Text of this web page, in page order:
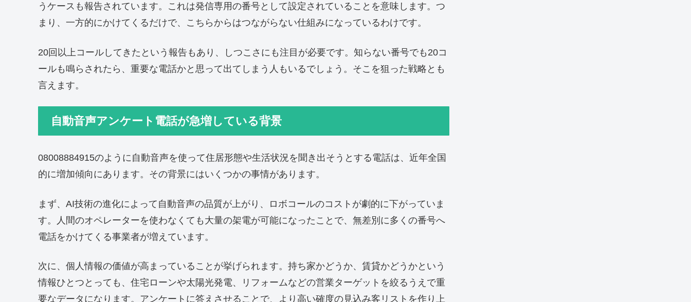
うケースも報告されています。これは発信専用の番号として設定されていることを意味します。つ
まり、一方的にかけてくるだけで、こちらからはつながらない仕組みになっているわけです。
20回以上コールしてきたという報告もあり、しつこさにも注目が必要です。知らない番号でも20コ
ールも鳴らされたら、重要な電話かと思って出てしまう人もいるでしょう。そこを狙った戦略とも
言えます。
自動音声アンケート電話が急増している背景
08008884915のように自動音声を使って住居形態や生活状況を聞き出そうとする電話は、近年全国
的に増加傾向にあります。その背景にはいくつかの事情があります。
まず、AI技術の進化によって自動音声の品質が上がり、ロボコールのコストが劇的に下がっていま
す。人間のオペレーターを使わなくても大量の架電が可能になったことで、無差別に多くの番号へ
電話をかけてくる事業者が増えています。
次に、個人情報の価値が高まっていることが挙げられます。持ち家かどうか、賃貸かどうかという
情報ひとつとっても、住宅ローンや太陽光発電、リフォームなどの営業ターゲットを絞るうえで重
要なデータになります。アンケートに答えさせることで、より高い確度の見込み客リストを作り上